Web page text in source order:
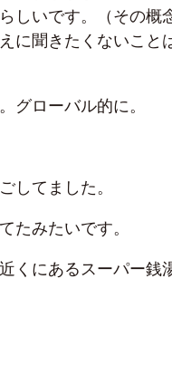
しいです。（その概
に聞きたくないこと
グローバル的に。
してました。
たみたいです。
くにあるスーパー銭